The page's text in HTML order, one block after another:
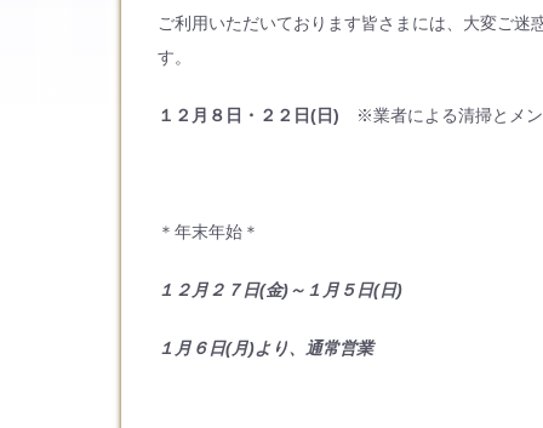
ご利用いただいております皆さまには、大変ご
す。
１２月８日・２２日(日) ※業者による清掃とメン
＊年末年始＊
１２月２７日(金)～１月５日(日)
１月６日(月)より、通常営業